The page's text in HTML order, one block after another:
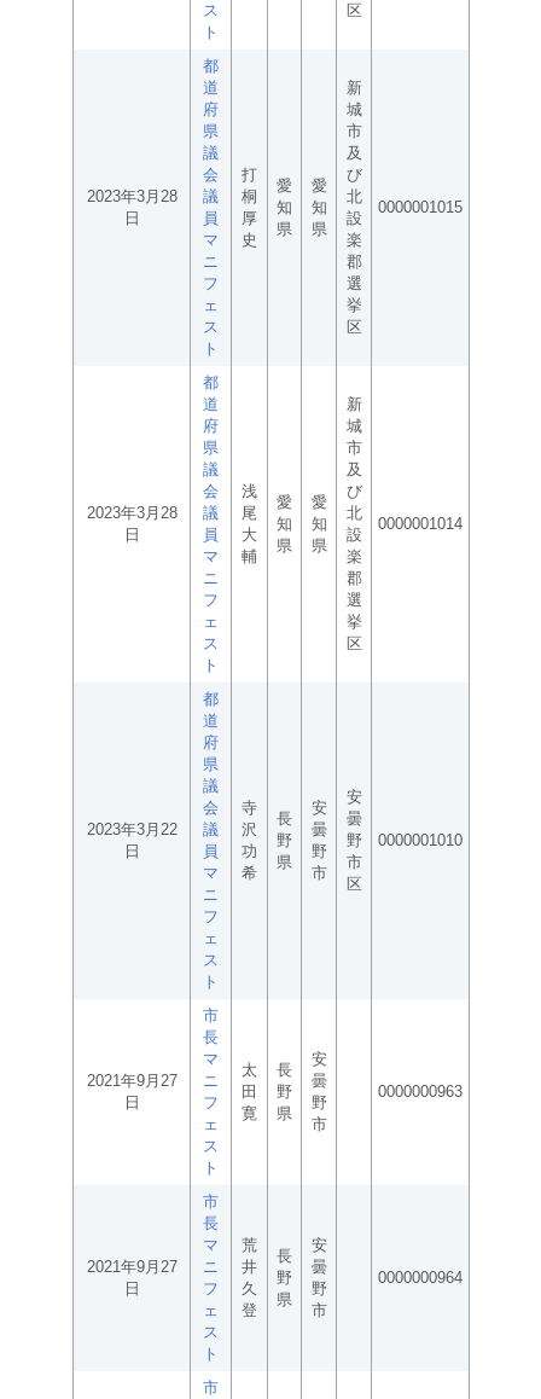
ス
ト
区
2023年3月28
日
都
道
府
県
議
会
議
員
マ
ニ
フ
ェ
ス
ト
打
桐
厚
史
愛
知
県
愛
知
県
新
城
市
及
び
北
設
楽
郡
選
挙
区
0000001015
2023年3月28
日
都
道
府
県
議
会
議
員
マ
ニ
フ
ェ
ス
ト
浅
尾
大
輔
愛
知
県
愛
知
県
新
城
市
及
び
北
設
楽
郡
選
挙
区
0000001014
2023年3月22
日
都
道
府
県
議
会
議
員
マ
ニ
フ
ェ
ス
ト
寺
沢
功
希
長
野
県
安
曇
野
市
安
曇
野
市
区
0000001010
2021年9月27
日
市
長
マ
ニ
フ
ェ
ス
ト
太
田
寛
長
野
県
安
曇
野
市
0000000963
2021年9月27
日
市
長
マ
ニ
フ
ェ
ス
ト
荒
井
久
登
長
野
県
安
曇
野
市
0000000964
市